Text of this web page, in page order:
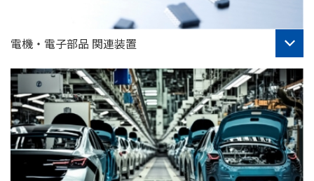
電機・電子部品 関連装置